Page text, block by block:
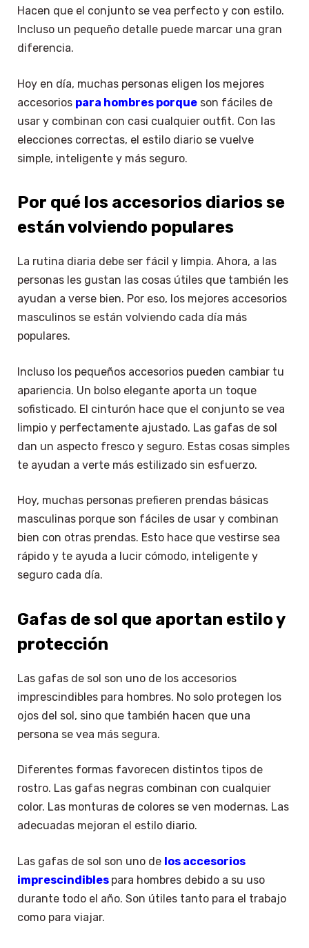
Hacen que el conjunto se vea perfecto y con estilo.
Incluso un pequeño detalle puede marcar una gran
diferencia.
Hoy en día, muchas personas eligen los mejores
accesorios para hombres porque son fáciles de
usar y combinan con casi cualquier outfit. Con las
elecciones correctas, el estilo diario se vuelve
simple, inteligente y más seguro.
Por qué los accesorios diarios se
están volviendo populares
La rutina diaria debe ser fácil y limpia. Ahora, a las
personas les gustan las cosas útiles que también les
ayudan a verse bien. Por eso, los mejores accesorios
masculinos se están volviendo cada día más
populares.
Incluso los pequeños accesorios pueden cambiar tu
apariencia. Un bolso elegante aporta un toque
sofisticado. El cinturón hace que el conjunto se vea
limpio y perfectamente ajustado. Las gafas de sol
dan un aspecto fresco y seguro. Estas cosas simples
te ayudan a verte más estilizado sin esfuerzo.
Hoy, muchas personas prefieren prendas básicas
masculinas porque son fáciles de usar y combinan
bien con otras prendas. Esto hace que vestirse sea
rápido y te ayuda a lucir cómodo, inteligente y
seguro cada día.
Gafas de sol que aportan estilo y
protección
Las gafas de sol son uno de los accesorios
imprescindibles para hombres. No solo protegen los
ojos del sol, sino que también hacen que una
persona se vea más segura.
Diferentes formas favorecen distintos tipos de
rostro. Las gafas negras combinan con cualquier
color. Las monturas de colores se ven modernas. Las
adecuadas mejoran el estilo diario.
Las gafas de sol son uno de los accesorios
imprescindibles para hombres debido a su uso
durante todo el año. Son útiles tanto para el trabajo
como para viajar.